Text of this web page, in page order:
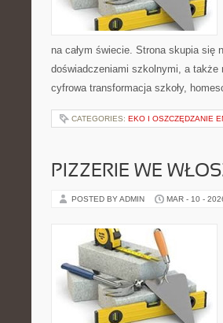
na całym świecie. Strona skupia się
doświadczeniami szkolnymi, a także
cyfrowa transformacja szkoły,
CATEGORIES: EKO I OSZCZĘDZANIE
PIZZERIE WE
POSTED BY ADMIN MAR - 10 -